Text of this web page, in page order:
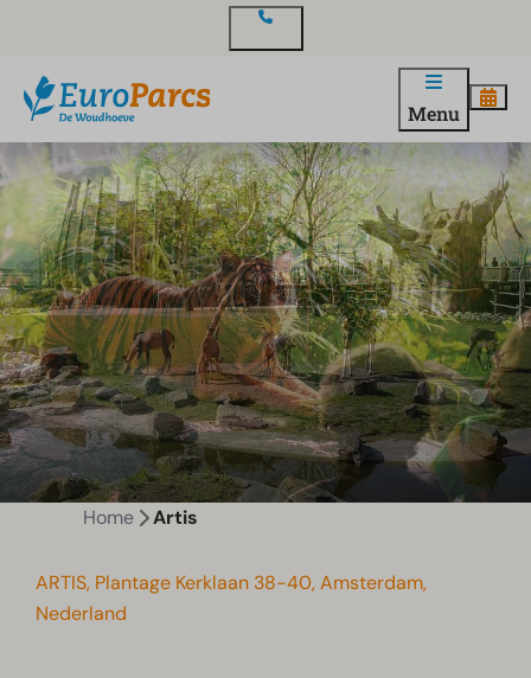
Menu
Home Artis
ARTIS, Plantage Kerklaan 38-40, Amsterdam,
Nederland